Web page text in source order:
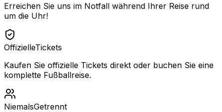
Erreichen Sie uns im Notfall während Ihrer Reise rund
um die Uhr!
OffizielleTickets
Kaufen Sie offizielle Tickets direkt oder buchen Sie eine
komplette Fußballreise.
NiemalsGetrennt